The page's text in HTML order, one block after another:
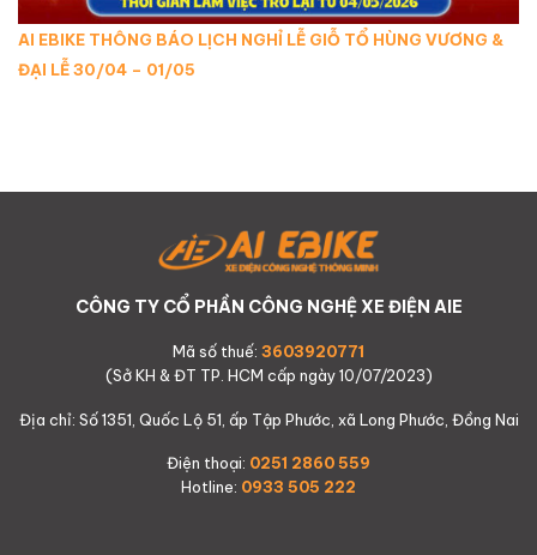
AI EBIKE THÔNG BÁO LỊCH NGHỈ LỄ GIỖ TỔ HÙNG VƯƠNG &
ĐẠI LỄ 30/04 – 01/05
CÔNG TY CỔ PHẦN CÔNG NGHỆ XE ĐIỆN AIE
Mã số thuế: 3603920771
(Sở KH & ĐT TP. HCM cấp ngày 10/07/2023)
Địa chỉ: Số 1351, Quốc Lộ 51, ấp Tập Phước, xã Long Phước, Đồng Nai
Điện thoại: 0251 2860 559
Hotline: 0933 505 222